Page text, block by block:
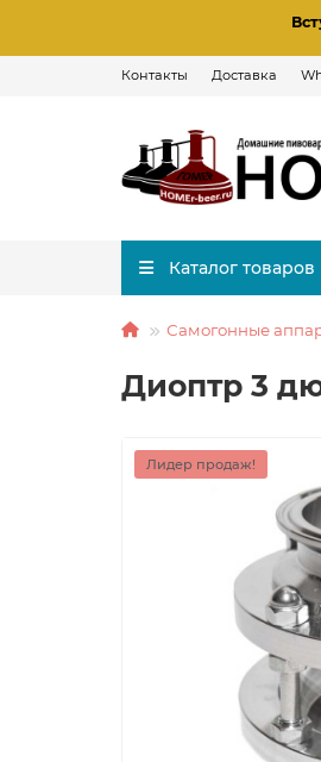
Контакты Доставка
Каталог товаров
Самогонные
Диоптр 3
Лидер продаж!